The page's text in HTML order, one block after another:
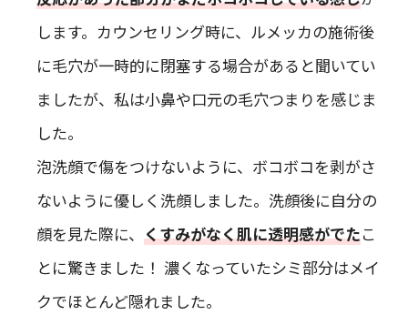
します。カウンセリング時に、ルメッカの施術後
に毛穴が一時的に閉塞する場合があると聞いてい
ましたが、私は小鼻や口元の毛穴つまりを感じま
した。
泡洗顔で傷をつけないように、ボコボコを剥がさ
ないように優しく洗顔しました。洗顔後に自分の
顔を見た際に、 くすみがなく肌に透明感がでたこ
とに驚きました！ 濃くなっていたシミ部分はメイ
クでほとんど隠れました。